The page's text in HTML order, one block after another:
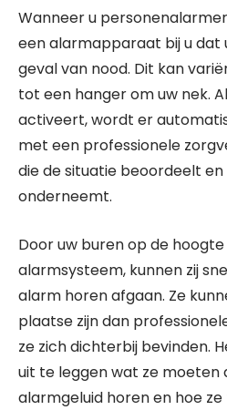
Wanneer u
een alarmapparaat bij u dat
geval van nood. Dit kan
tot een hanger om uw nek.
activeert, wordt er
met een professionele
die de situatie beoordeelt
onderneemt.
Door uw buren op de
alarmsysteem, kunnen zij
alarm horen afgaan. Ze
plaatse zijn dan
ze zich dichterbij bevinden.
uit te leggen wat ze moeten
alarmgeluid horen en hoe